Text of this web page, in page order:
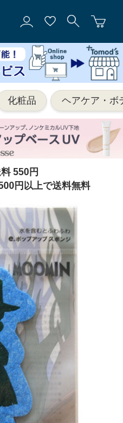
化粧品 ヘアケア・ボ
550円
円以上で送料無料